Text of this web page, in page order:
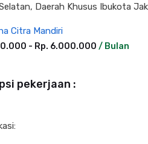
Daerah Khusus Ibukota
Citra Mandiri
- Rp. 6.000.000 / Bulan
pekerjaan :